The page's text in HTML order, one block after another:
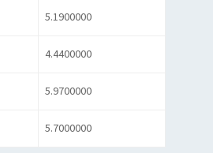
5.1900000
4.4400000
5.9700000
5.7000000